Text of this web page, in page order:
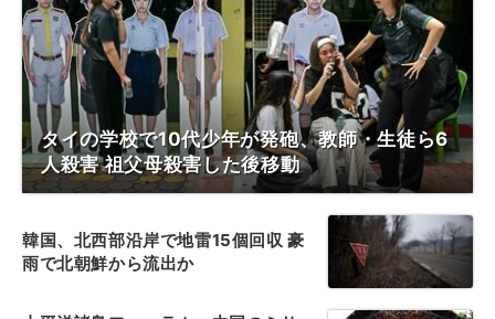
タイの学校で10代少年が発砲、教師・生徒ら6
人殺害 祖父母殺害した後移動
韓国、北西部沿岸で地雷15個回収 豪
雨で北朝鮮から流出か